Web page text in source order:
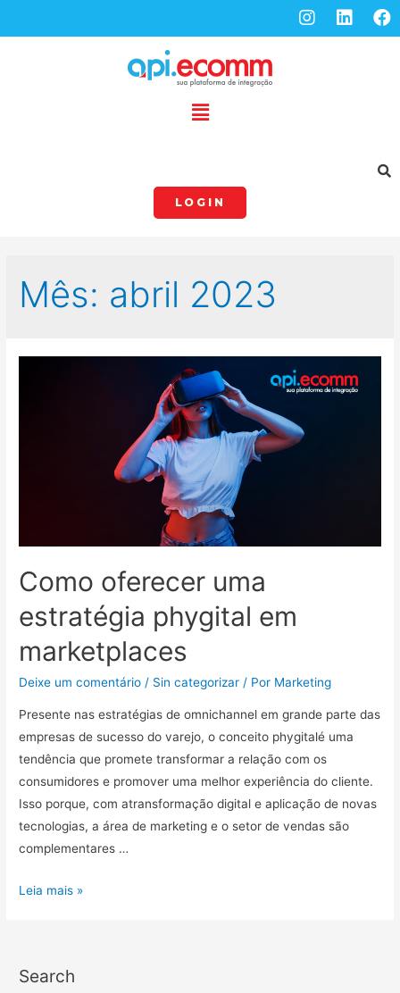
LOGIN
Mês: abril 2023
Como oferecer uma
estratégia phygital em
marketplaces
Deixe um comentário / Sin categorizar / Por Marketing
Presente nas estratégias de omnichannel em grande parte das
empresas de sucesso do varejo, o conceito phygitalé uma
tendência que promete transformar a relação com os
consumidores e promover uma melhor experiência do cliente.
Isso porque, com atransformação digital e aplicação de novas
tecnologias, a área de marketing e o setor de vendas são
complementares …
Leia mais »
Search